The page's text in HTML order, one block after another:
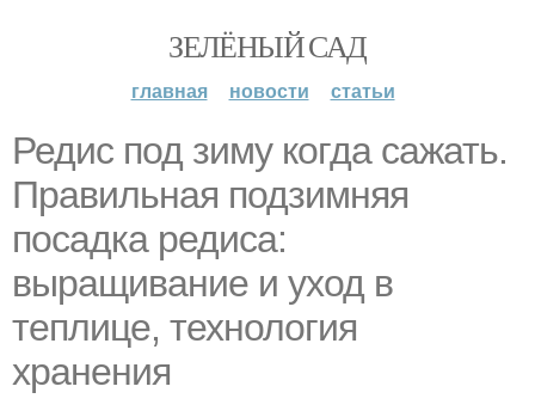
ЗЕЛЁНЫЙ САД
главная новости статьи
Редис под зиму когда сажать.
Правильная подзимняя
посадка редиса:
выращивание и уход в
теплице, технология
хранения